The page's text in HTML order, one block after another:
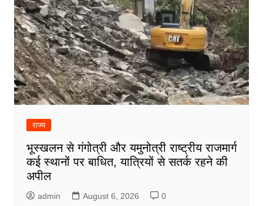
राज्य
भूस्खलन से गंगोत्री और यमुनोत्री राष्ट्रीय राजमार्ग
कई स्थानों पर बाधित, यात्रियों से सतर्क रहने की
अपील
admin August 6, 2026 0